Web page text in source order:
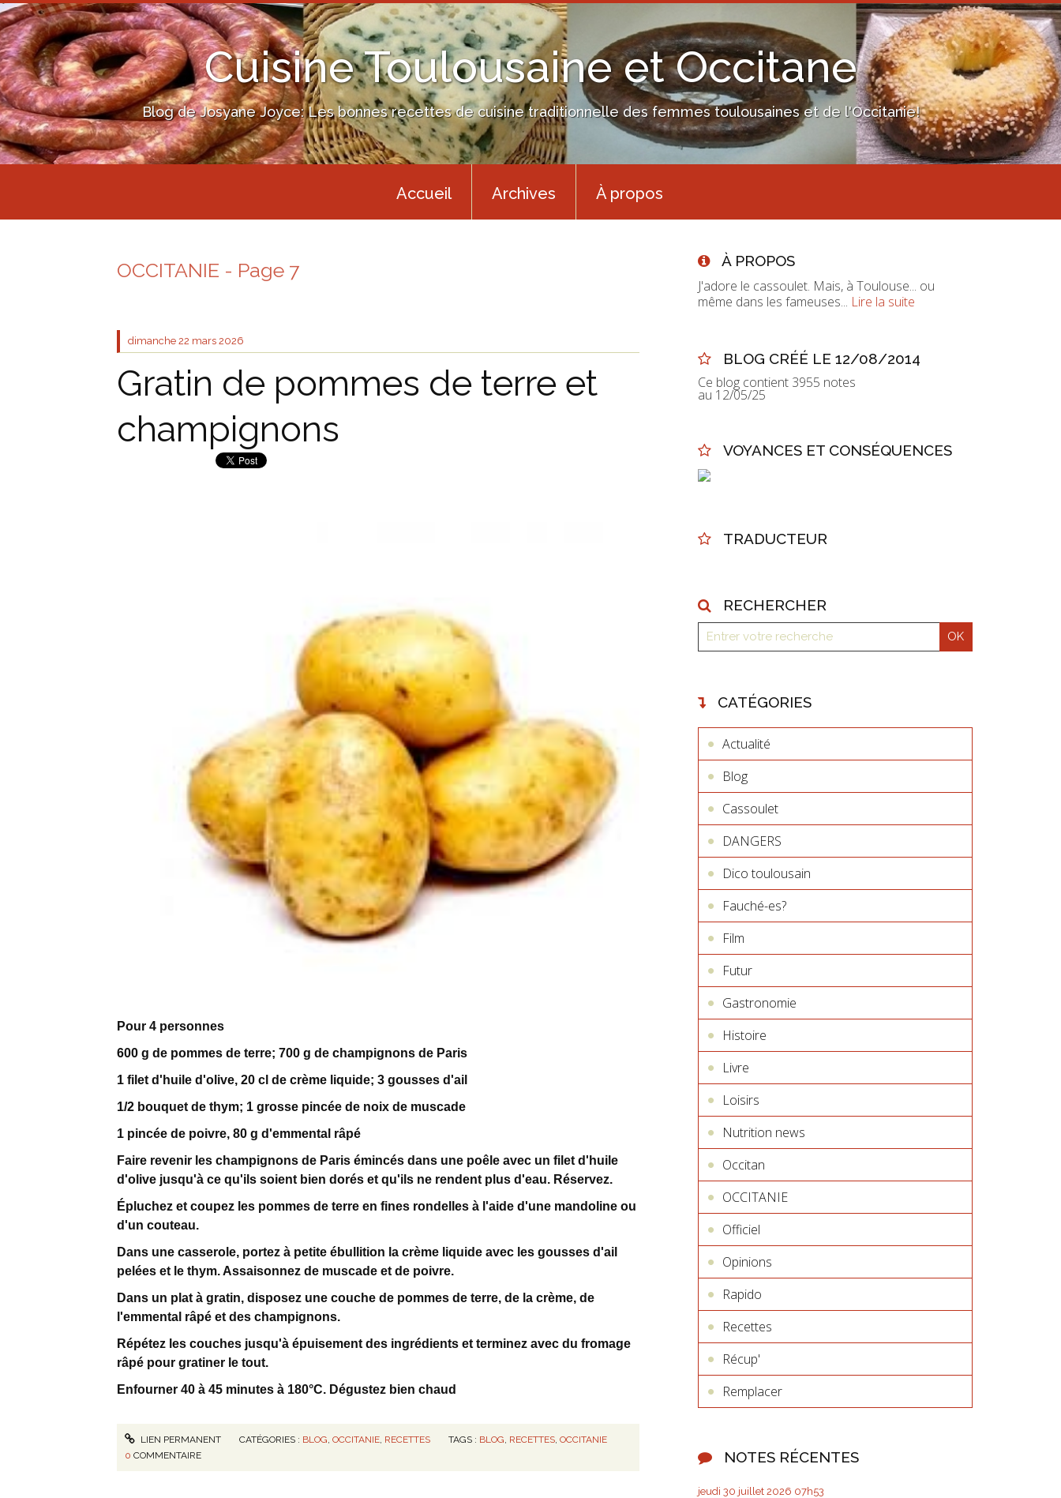
Cuisine Toulousaine et Occitane
Blog de Josyane Joyce: Les bonnes recettes de cuisine traditionnelle des femmes toulousaines et de l'Occitanie!
Accueil Archives À propos
OCCITANIE - Page 7
dimanche 22 mars 2026
Gratin de pommes de terre et
champignons
Pour 4 personnes
600 g de pommes de terre; 700 g de champignons de Paris
1 filet d'huile d'olive, 20 cl de crème liquide; 3 gousses d'ail
1/2 bouquet de thym; 1 grosse pincée de noix de muscade
1 pincée de poivre, 80 g d'emmental râpé
Faire revenir les champignons de Paris émincés dans une poêle avec un filet d'huile
d'olive jusqu'à ce qu'ils soient bien dorés et qu'ils ne rendent plus d'eau. Réservez.
Épluchez et coupez les pommes de terre en fines rondelles à l'aide d'une mandoline ou
d'un couteau.
Dans une casserole, portez à petite ébullition la crème liquide avec les gousses d'ail
pelées et le thym. Assaisonnez de muscade et de poivre.
Dans un plat à gratin, disposez une couche de pommes de terre, de la crème, de
l'emmental râpé et des champignons.
Répétez les couches jusqu'à épuisement des ingrédients et terminez avec du fromage
râpé pour gratiner le tout.
Enfourner 40 à 45 minutes à 180°C. Dégustez bien chaud
LIEN PERMANENT CATÉGORIES : BLOG,OCCITANIE, RECETTES TAGS : BLOG, RECETTES,OCCITANIE
0 COMMENTAIRE
À PROPOS
J'adore le cassoulet. Mais, à Toulouse... ou
même dans les fameuses... Lire la suite
BLOG CRÉÉ LE 12/08/2014
Ce blog contient 3955 notes
au 12/05/25
VOYANCES ET CONSÉQUENCES
TRADUCTEUR
RECHERCHER
CATÉGORIES
Actualité
Blog
Cassoulet
DANGERS
Dico toulousain
Fauché-es?
Film
Futur
Gastronomie
Histoire
Livre
Loisirs
Nutrition news
Occitan
OCCITANIE
Officiel
Opinions
Rapido
Recettes
Récup'
Remplacer
NOTES RÉCENTES
jeudi 30 juillet 2026 07h53